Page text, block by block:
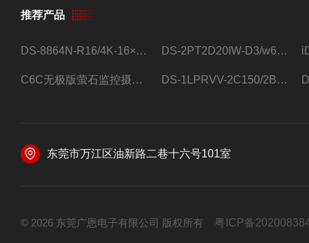
推荐产品
DS-8864N-R16/4K-16×4T/希捷16盘位录像机 DS-2PT2D20IW-D3/w64路高清硬盘录像机
C6C无极版萤石监控摄像头 DS-1LPRVV-2C150/2B监控室外夜视高清电源线护套线200米/卷
东莞市万江区油新路二巷十六号101室
© 2026 东莞广恩电子有限公司 版权所有 粤ICP备